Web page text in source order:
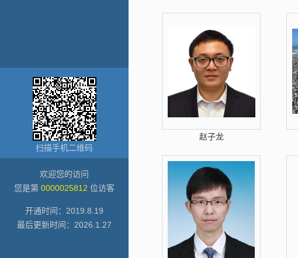
扫描手机二维码
欢迎您的访问
您是第 0000025812 位访客
开通时间： 2019 8 19
最后更新时间： 2026 1 27
赵子龙